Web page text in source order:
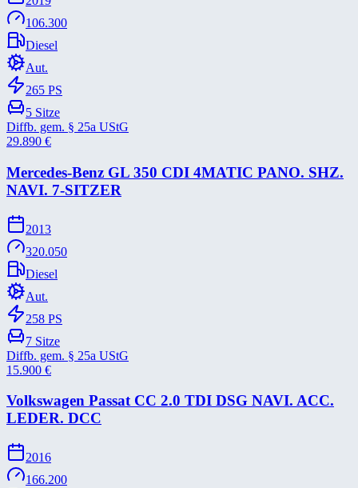
106.300
Diesel
Aut.
265 PS
5 Sitze
Diffb. gem. § 25a UStG
29.890 €
Mercedes-​Benz GL 350 CDI 4MATIC PANO. SHZ.
NAVI. 7-​SITZER
2013
320.050
Diesel
Aut.
258 PS
7 Sitze
Diffb. gem. § 25a UStG
15.900 €
Volkswagen Passat CC 2.0 TDI DSG NAVI. ACC.
LEDER. DCC
2016
166.200